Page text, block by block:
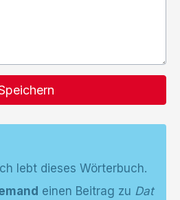
lebt dieses Wörterbuch.
einen Beitrag zu Dat